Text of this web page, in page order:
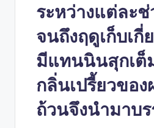
ระหว่างแต่ละช่
จนถึงฤดูเก็บเกี่
มีแทนนินสุกเต็
กลิ่นเปรี้ยวขอ
ถ้วนจึงนำมาบ